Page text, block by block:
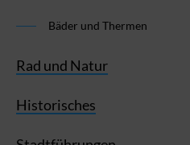
Bäder und Thermen
Rad und Natur
Historisches